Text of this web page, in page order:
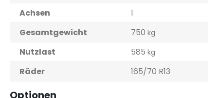
Achsen
1
Gesamtgewicht
750 kg
Nutzlast 585 kg
Räder 165/70 R13
Optionen